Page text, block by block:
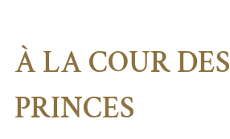
À LA COUR DES
PRINCES